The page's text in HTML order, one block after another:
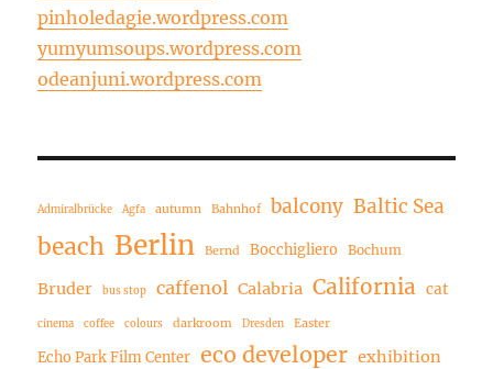
pinholedagie.wordpress.com
yumyumsoups.wordpress.com
odeanjuni.wordpress.com
Admiralbrücke Agfa autumn Bahnhof balcony Baltic Sea
beach Berlin Bernd Bocchigliero Bochum
Bruder bus stop caffenol Calabria California cat
cinema coffee colours darkroom Dresden Easter
Echo Park Film Center eco developer exhibition